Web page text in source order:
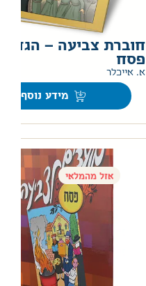
חוברת צביעה – הגדה
פסח
א. אייכלר
מידע נוסף
אזל מהמלאי